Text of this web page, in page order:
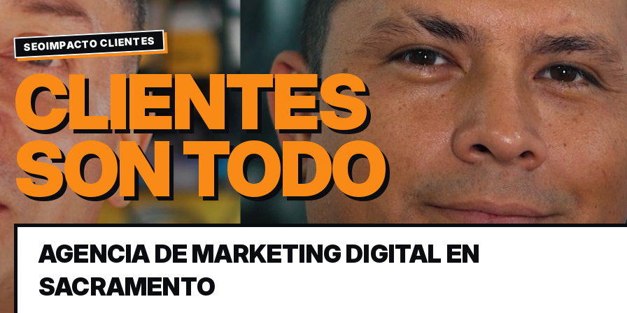
SEOIMPACTO CLIENTES
CLIENTES
SON TODO
AGENCIA DE MARKETING DIGITAL EN
SACRAMENTO